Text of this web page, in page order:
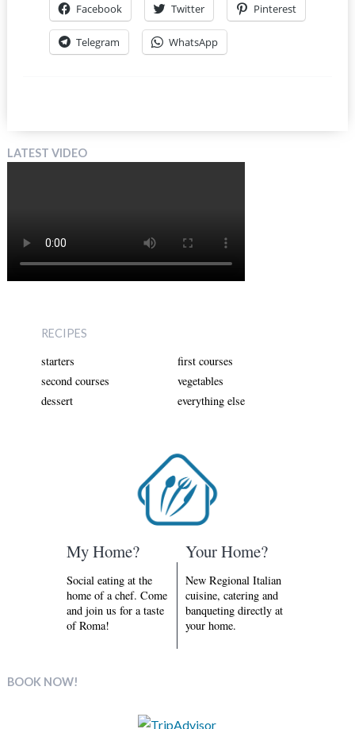
Facebook Twitter Pinterest
Telegram WhatsApp
LATEST VIDEO
RECIPES
starters
first courses
second courses
vegetables
dessert
everything else
My Home?
Social eating at the
home of a chef. Come
and join us for a taste
of Roma!
Your Home?
New Regional Italian
cuisine, catering and
banqueting directly at
your home.
BOOK NOW!